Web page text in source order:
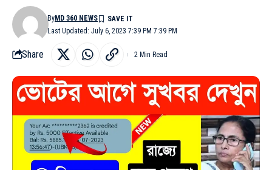
Last Updated: July 6, 2023 7:39 PM 7:39 PM
ByMD 360 NEWS
Share 2 Min Read